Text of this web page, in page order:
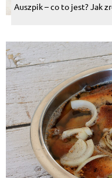
Auszpik – co to jest? Jak